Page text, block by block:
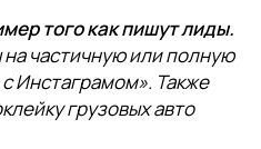
того как пишут лиды.
частичную или полную
Инстаграмом». Также
грузовых авто